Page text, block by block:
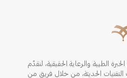
الطبية والرعاية الحقيقية، لنقدّم
الحديثة، من خلال فريق من